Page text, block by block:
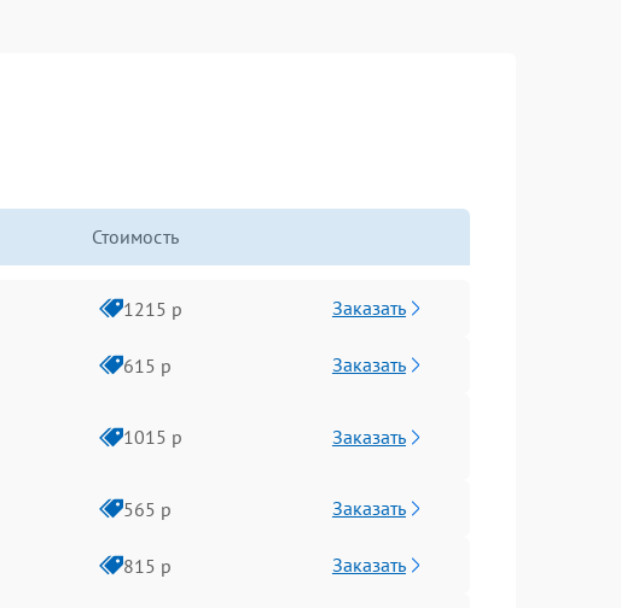
Стоимость
1215 р Заказать
615 р Заказать
1015 р Заказать
565 р Заказать
815 р Заказать